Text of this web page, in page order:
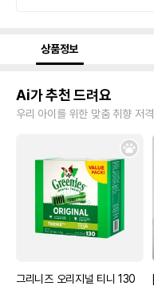
상품정보
Ai가 추천 드려요
우리 아이를 위한 맞춤 취향 저
그리니즈 오리지널 티니 130